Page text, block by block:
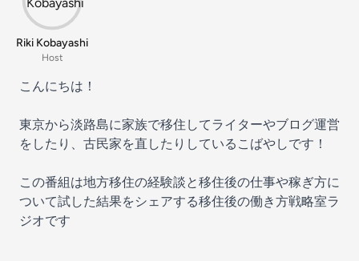
Riki Kobayashi
Host
こんにちは！
東京から淡路島に家族で移住してライターやブログ運営
をしたり、古民家を直したりしているこばやしです！
この番組は地方移住の経験談と移住後の仕事や稼ぎ方に
ついて試した結果をシェアする移住後の働き方戦略室ラ
ジオです